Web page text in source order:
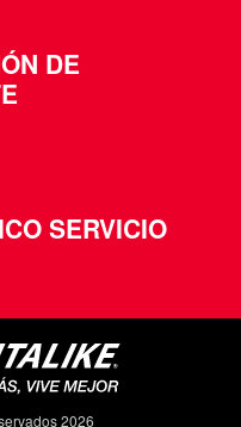
DE
SERVICIO
2026